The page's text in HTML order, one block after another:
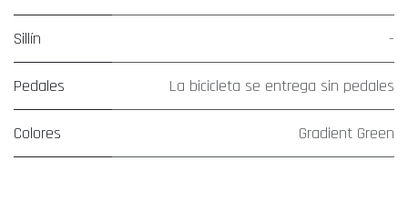
Sillín -
Pedales La bicicleta se entrega sin pedales
Colores Gradient Green